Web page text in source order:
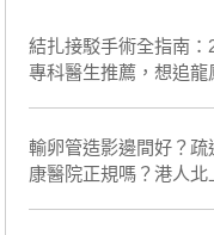
結扎接駁手術全指南
專科醫生推薦，想追龍
輸卵管造影邊間好？
康醫院正規嗎？港人